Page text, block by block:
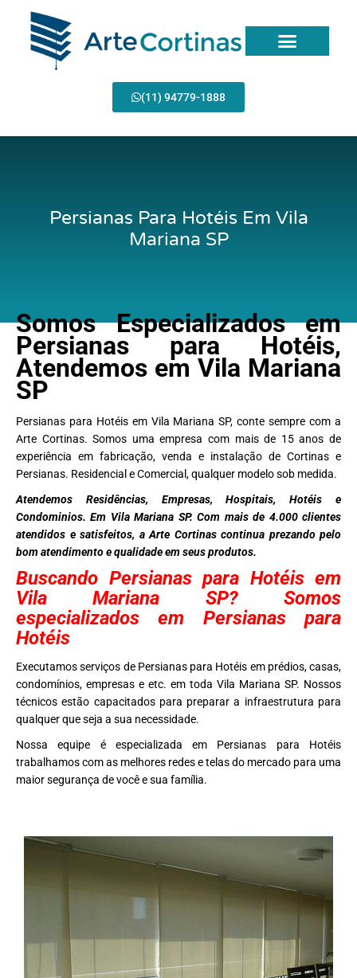
conteúdo
(11) 94779-1888
Persianas Para Hotéis Em Vila
Mariana SP
Somos Especializados em
Persianas para Hotéis,
Atendemos em Vila Mariana
SP
Persianas para Hotéis em Vila Mariana SP, conte sempre com a
Arte Cortinas. Somos uma empresa com mais de 15 anos de
experiência em fabricação, venda e instalação de Cortinas e
Persianas. Residencial e Comercial, qualquer modelo sob medida.
Atendemos Residências, Empresas, Hospitais, Hotéis e
Condominios. Em Vila Mariana SP. Com mais de 4.000 clientes
atendidos e satisfeitos, a Arte Cortinas continua prezando pelo
bom atendimento e qualidade em seus produtos.
Buscando Persianas para Hotéis em
Vila Mariana SP? Somos
especializados em Persianas para
Hotéis
Executamos serviços de Persianas para Hotéis em prédios, casas,
condomínios, empresas e etc. em toda Vila Mariana SP. Nossos
técnicos estão capacitados para preparar a infraestrutura para
qualquer que seja a sua necessidade.
Nossa equipe é especializada em Persianas para Hotéis
trabalhamos com as melhores redes e telas do mercado para uma
maior segurança de você e sua família.